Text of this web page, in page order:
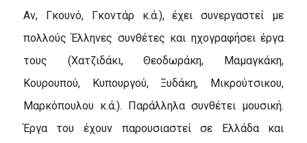
Αν, Γκουνό, Γκοντάρ κ.ά.), έχει συνεργαστεί με
πολλούς Έλληνες συνθέτες και ηχογραφήσει έργα
τους (Χατζιδάκι, Θεοδωράκη, Μαμαγκάκη,
Κουρουπού, Κυπουργού, Ξυδάκη, Μικρούτσικου,
Μαρκόπουλου κ.ά.). Παράλληλα συνθέτει μουσική.
Έργα του έχουν παρουσιαστεί σε Ελλάδα και